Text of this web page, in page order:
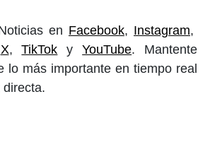
en Facebook, Instagram,
X,TikTok yYouTube. Mantente
lo más importante en tiempo real